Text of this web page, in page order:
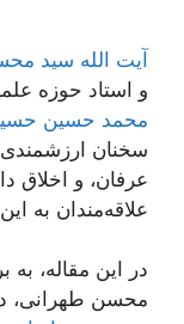
آیت الله سید
و استاد حوزه
محمد حسین
سخنان
عرفان، و اخلاق
علاقه‌مندان به
در این مقاله، به
محسن طهرانی،